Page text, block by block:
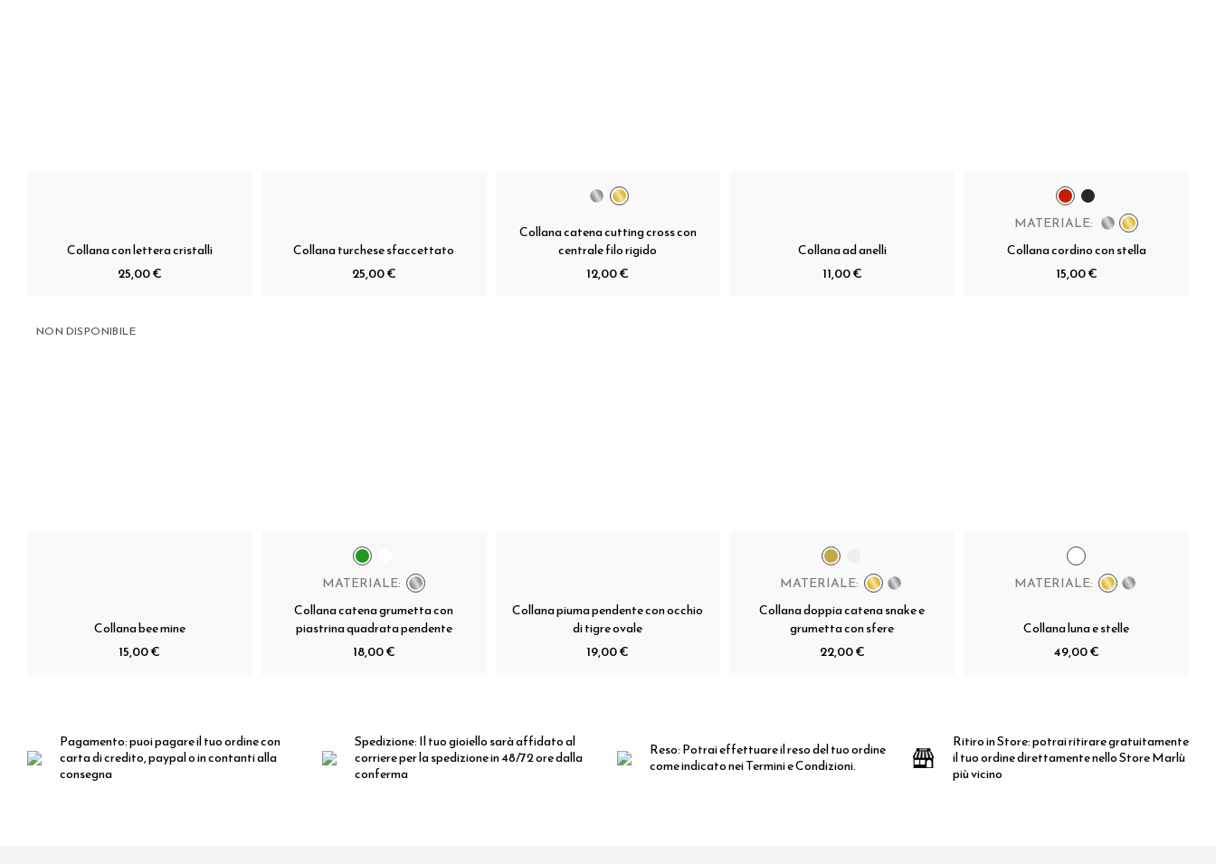
Collana con lettera cristalli
25,00 €
Collana turchese sfaccettato
25,00 €
Collana catena cutting cross con
centrale filo rigido
12,00 €
Collana ad anelli
11,00 €
MATERIALE:
Collana cordino con stella
15,00 €
NON DISPONIBILE
Collana bee mine
15,00 €
MATERIALE:
Collana catena grumetta con
piastrina quadrata pendente
18,00 €
Collana piuma pendente con occhio
di tigre ovale
19,00 €
MATERIALE:
Collana doppia catena snake e
grumetta con sfere
22,00 €
MATERIALE:
Collana luna e stelle
49,00 €
Pagamento:puoi pagare il tuo ordine con
carta di credito, paypal o in contanti alla
consegna
Spedizione:Il tuo gioiello sarà affidato al
corriere per la spedizione in 48/72 ore dalla
conferma
Reso:Potrai effettuare il reso del tuo ordine
come indicato nei Termini e Condizioni.
Ritiro in Store:potrai ritirare gratuitamente
il tuo ordine direttamente nello Store Marlù
più vicino